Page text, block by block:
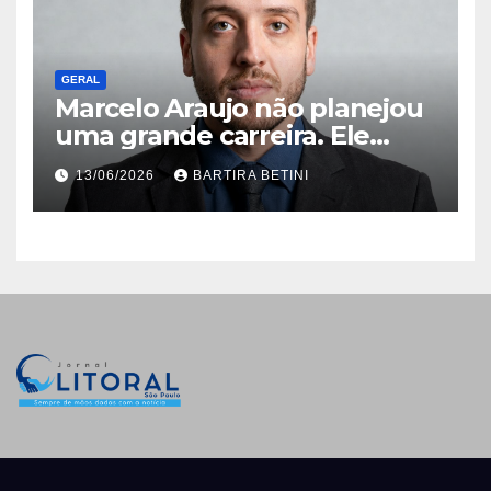
GERAL
Marcelo Araujo não planejou
uma grande carreira. Ele
simplesmente nunca aceitou
que o que existia fosse
suficiente
13/06/2026 BARTIRA BETINI